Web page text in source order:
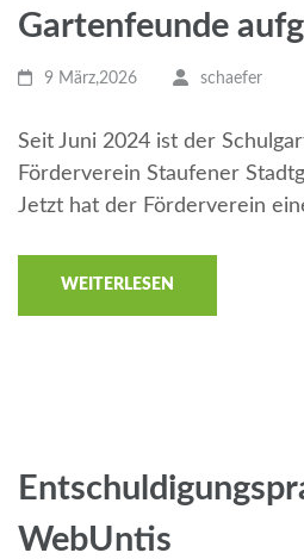
Gartenfeunde
9 März,2026 schaefer
Seit Juni 2024 ist der
Förderverein Staufener
Jetzt hat der Förderverein
WEITERLESEN
WebUntis